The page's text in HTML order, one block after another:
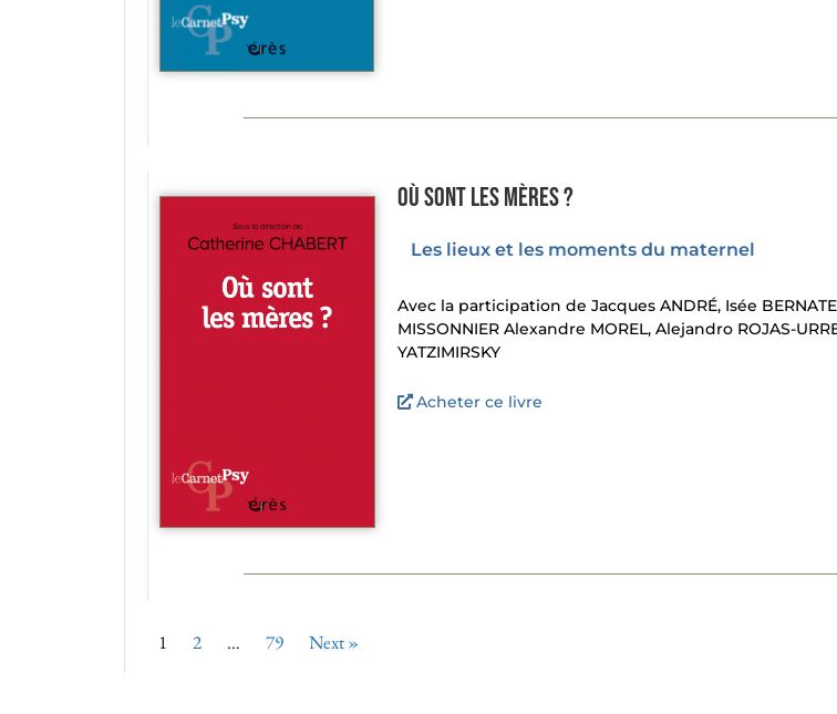
Où sont les mères ?
Les lieux et les moments du maternel
Avec la participation de Jacques ANDRÉ, Isée
MISSONNIER Alexandre MOREL, Alejandro ROJAS-
YATZIMIRSKY
Acheter ce livre
1 2 … 79 Next »